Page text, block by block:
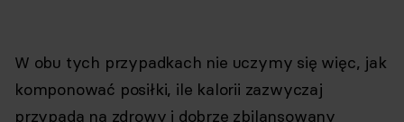
W obu tych przypadkach nie uczymy się więc, jak
komponować posiłki, ile kalorii zazwyczaj
przypada na zdrowy i dobrze zbilansowany